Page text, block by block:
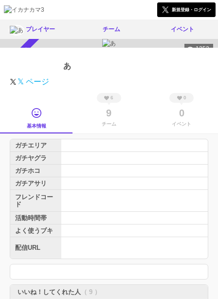
新規登録・ログイン
プレイヤー チーム イベント
1352
あ
𝕏 ページ
基本情報
6
9
チーム
0
0
イベント
ガチエリア
ガチヤグラ
ガチホコ
ガチアサリ
フレンドコー
ド
活動時間帯
よく使うブキ
配信URL
いいね！してくれた人 （ 9 ）